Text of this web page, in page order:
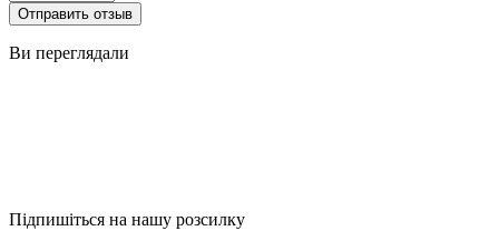
Отправить отзыв
Ви переглядали
Підпишіться на нашу розсилку